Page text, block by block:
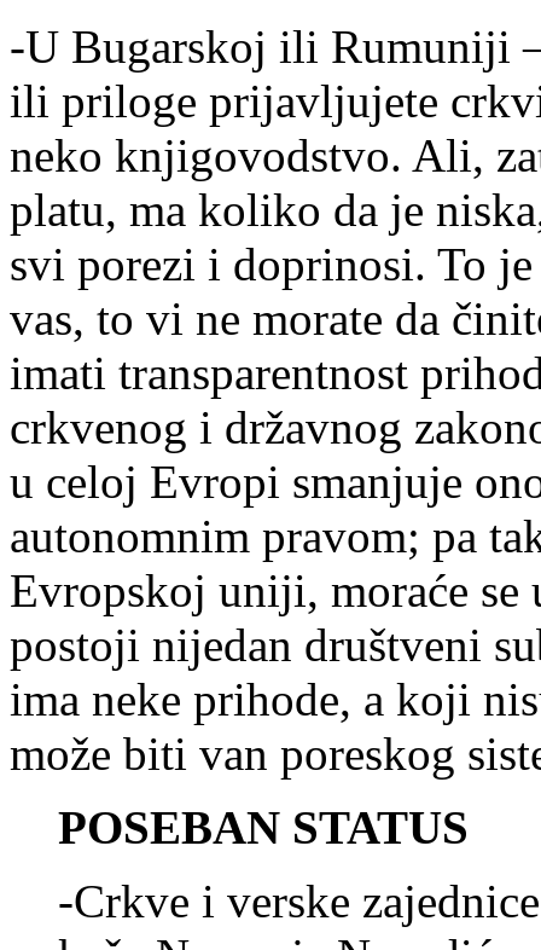
-U Bugarskoj ili Rumuniji
ili priloge prijavljujete
neko knjigovodstvo. Ali,
platu, ma koliko da je
svi porezi i doprinosi. To
vas, to vi ne morate da
imati transparentnost
crkvenog i državnog
u celoj Evropi smanjuje
autonomnim pravom; pa
Evropskoj uniji, moraće se
postoji nijedan društveni
ima neke prihode, a koji
može biti van poreskog
POSEBAN STATUS
-Crkve i verske